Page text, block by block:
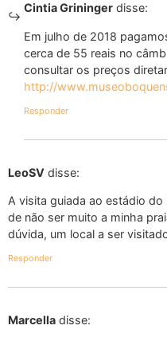
Cintia Grininger disse:
Em julho de 2018
cerca de 55 reais no
consultar os preços
http://
Responder
LeoSV disse:
A visita guiada ao estádio
de não ser muito a minha
dúvida, um local a ser
Responder
Marcella disse: